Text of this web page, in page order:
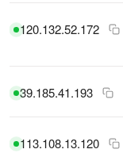
120.132.52.172
39.185.41.193
113.108.13.120